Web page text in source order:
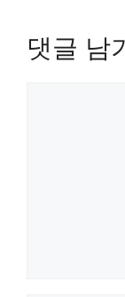
댓글 남